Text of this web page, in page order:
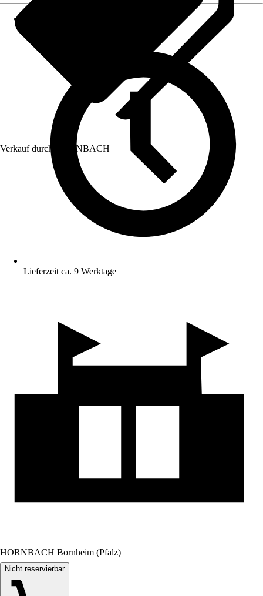
Verkauf durch: HORNBACH
Lieferzeit ca. 9 Werktage
HORNBACH Bornheim (Pfalz)
Nicht reservierbar